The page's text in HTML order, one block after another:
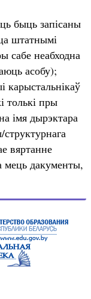
быць запісаны
штатнымі
сабе неабходна
асобу);
карыстальнікаў
толькі пры
імя дырэктара
структурнага
вяртанне
мець дакументы,